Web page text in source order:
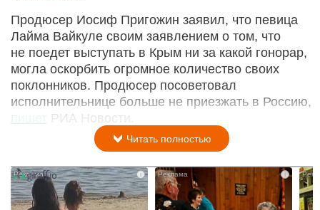
Продюсер Иосиф Пригожин заявил, что певица
Лайма Вайкуле своим заявлением о том, что
не поедет выступать в Крым ни за какой гонорар,
могла оскорбить огромное количество своих
поклонников. Продюсер посоветовал
исполнительнице больше не приезжать в Россию,
пишет
РИА Новости.
Читать полностью
i